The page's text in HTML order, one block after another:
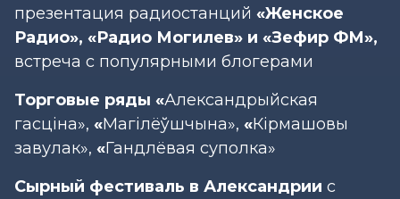
презентация радиостанций «Женское
Радио», «Радио Могилев» и «Зефир ФМ»,
встреча с популярными блогерами
Торговые ряды «Александрыйская
гасціна», «Магілёўшчына», «Кірмашовы
завулак», «Гандлёвая суполка»
Сырный фестиваль в Александрии с